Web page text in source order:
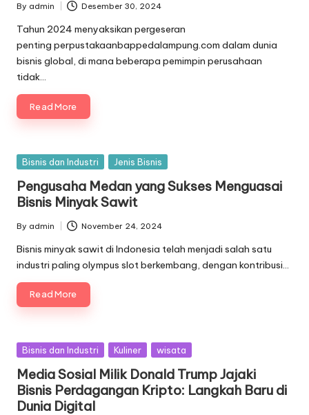
Posted
by
By admin Desember 30, 2024
Tahun 2024 menyaksikan pergeseran
penting perpustakaanbappedalampung.com dalam dunia
bisnis global, di mana beberapa pemimpin perusahaan
tidak…
Read More
Posted
Bisnis dan Industri Jenis Bisnis
Pengusaha Medan yang Sukses Menguasai
Bisnis Minyak Sawit
Posted
by
By admin November 24, 2024
Bisnis minyak sawit di Indonesia telah menjadi salah satu
industri paling olympus slot berkembang, dengan kontribusi…
Read More
Posted
Bisnis dan Industri Kuliner wisata
Media Sosial Milik Donald Trump Jajaki
Bisnis Perdagangan Kripto: Langkah Baru di
Dunia Digital